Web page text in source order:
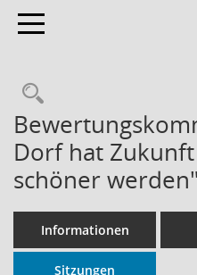
Toggle navigation
Dorf hat
schöner
Informationen
Sitzungen